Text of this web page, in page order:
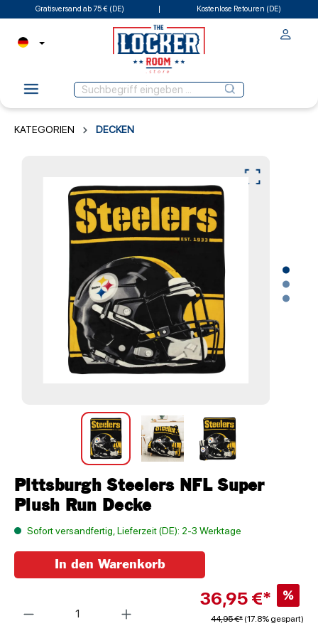
Gratisversand ab 75 € (DE) Kostenlose Retouren (DE)
KATEGORIEN DECKEN
Pittsburgh Steelers NFL Super
Plush Run Decke
Sofort versandfertig, Lieferzeit (DE): 2-3 Werktage
36,95 €* %
44,95 €* (17.8% gespart)
In den Warenkorb